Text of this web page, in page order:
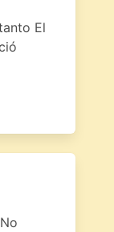
El